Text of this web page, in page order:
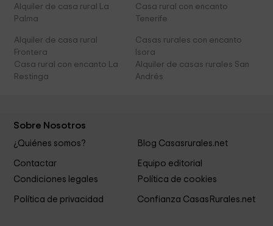
Alquiler de casa rural La
Palma
Casa rural con encanto
Tenerife
Alquiler de casa rural
Frontera
Casas rurales con encanto
Isora
Casa rural con encanto La
Restinga
Alquiler de casas rurales San
Andrés
Sobre Nosotros
¿Quiénes somos? Blog Casasrurales.net
Contactar
Equipo editorial
Condiciones legales
Política de cookies
Política de privacidad Confianza CasasRurales.net